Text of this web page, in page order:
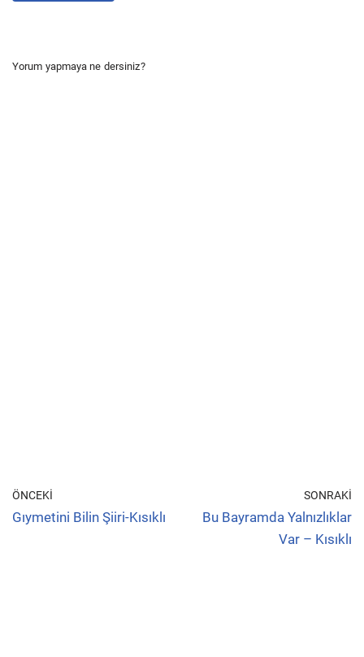
Yorum yapmaya ne dersiniz?
ÖNCEKI
Gıymetini Bilin Şiiri-Kısıklı
SONRAKI
Bu Bayramda Yalnızlıklar
Var – Kısıklı